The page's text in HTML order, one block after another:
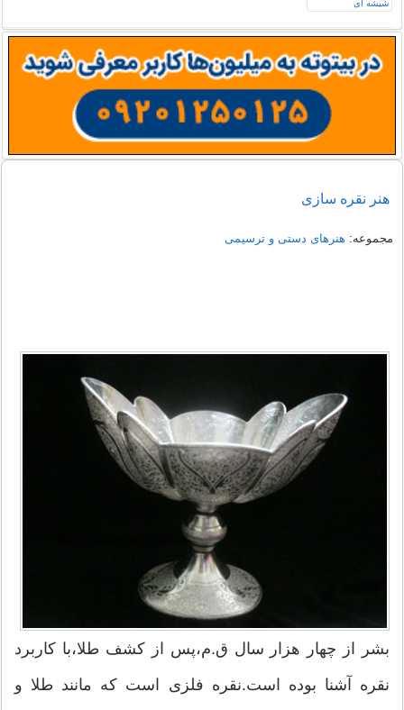
هنر نقره سازی
مجموعه: هنرهای دستی و ترسیمی
بشر از چهار هزار سال ق.م،پس از کشف طلا،با کاربرد
نقره آشنا بوده است.نقره فلزی است که مانند طلا و